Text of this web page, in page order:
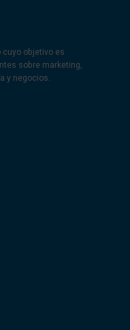
objetivo es
sobre marketing,
y negocios.